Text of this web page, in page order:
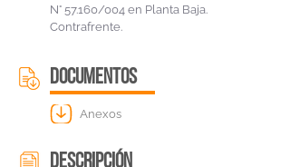
N° 57.160/004 en Planta Baja.
Contrafrente.
DOCUMENTOS
Anexos
descripción